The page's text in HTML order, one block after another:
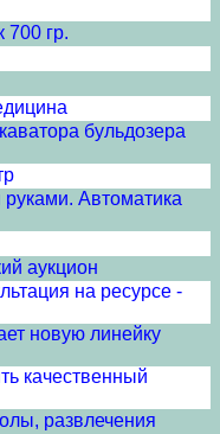
700 гр.
бульдозера
Автоматика
аукцион
на ресурсе -
новую линейку
качественный
развлечения